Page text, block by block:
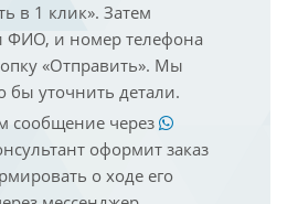
в 1 клик». Затем
ФИО, и номер телефона
«Отправить». Мы
бы уточнить детали.
сообщение через
оформит заказ
о ходе его